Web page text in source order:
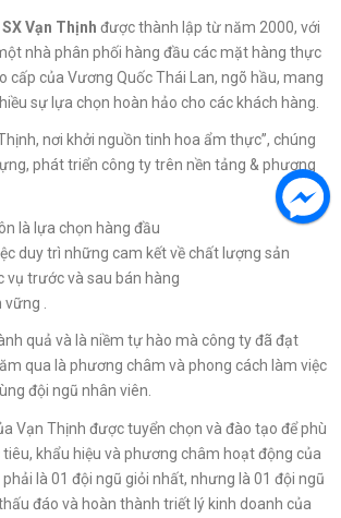
Vạn Thịnh được thành lập từ năm 2000, với
nhà phân phối hàng đầu các mặt hàng thực
cấp của Vương Quốc Thái Lan, ngõ hầu, mang
sự lựa chọn hoàn hảo cho các khách hàng.
nơi khởi nguồn tinh hoa ẩm thực”, chúng
phát triển công ty trên nền tảng & phương
là lựa chọn hàng đầu
duy trì những cam kết về chất lượng sản
vụ trước và sau bán hàng
.
quả và là niềm tự hào mà công ty đã đạt
qua là phương châm và phong cách làm việc
đội ngũ nhân viên.
Vạn Thịnh được tuyển chọn và đào tạo để phù
khẩu hiệu và phương châm hoạt động của
là 01 đội ngũ giỏi nhất, nhưng là 01 đội ngũ
đáo và hoàn thành triết lý kinh doanh của